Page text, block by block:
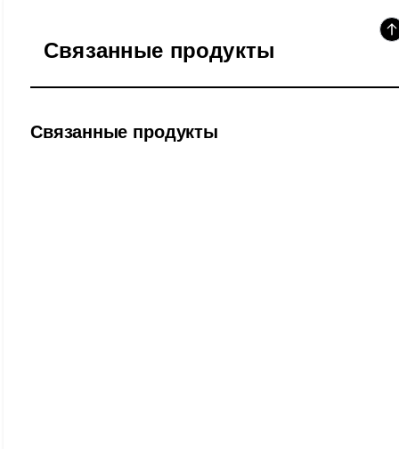
Связанные продукты
Связанные продукты